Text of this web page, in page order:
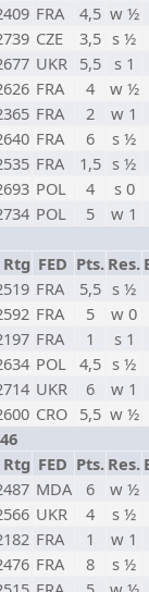
FRA 4,5 w ½
CZE 3,5 s ½
UKR 5,5
s 1
FRA 4
w ½
FRA 2
w 1
FRA 6
s ½
FRA 1,5 s ½
POL 4
s 0
POL 5
w 1
Rtg FED Pts. Res.
FRA 5,5 s ½
FRA 5
w 0
FRA 1
s 1
POL 4,5 s ½
UKR 6
w 1
CRO 5,5 w ½
Rtg FED Pts. Res.
MDA 6
w ½
UKR 4
s ½
FRA 1
w 1
FRA 8
s ½